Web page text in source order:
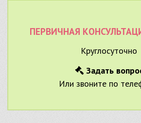
ПЕРВИЧНАЯ
Круглосуточно
Задать
Или звоните по